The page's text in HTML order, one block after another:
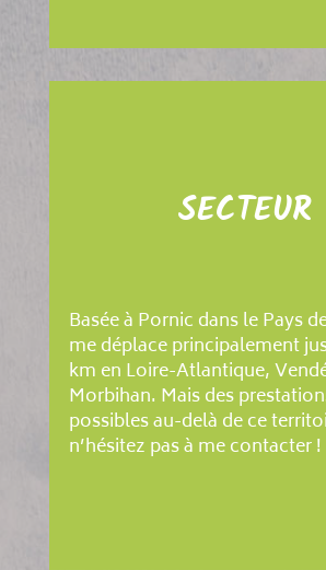
SECTEUR
Basée à Pornic dans le Pays
me déplace principalement
km en Loire-Atlantique,
Morbihan. Mais des
possibles au-delà de ce
n’hésitez pas à me contacter !